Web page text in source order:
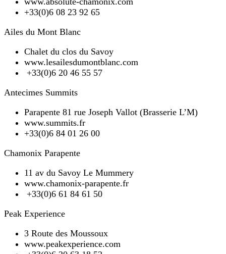
+33(0)6 08 23 92 65
Ailes du Mont Blanc
Chalet du clos du Savoy
www.lesailesdumontblanc.com
+33(0)6 20 46 55 57
Antecimes Summits
Parapente 81 rue Joseph Vallot (Brasserie L’M)
www.summits.fr
+33(0)6 84 01 26 00
Chamonix Parapente
11 av du Savoy Le Mummery
www.chamonix-parapente.fr
+33(0)6 61 84 61 50
Peak Experience
3 Route des Moussoux
www.peakexperience.com